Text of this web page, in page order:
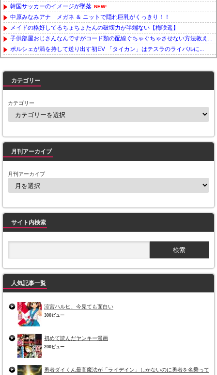
韓国サッカーのイメージが墜落 NEW!
中原みなみアナ メガネ ＆ ニットで隠れ巨乳がくっきり！！
メイドの格好してるちょちょたんの破壊力が半端ない【梅咲遥】
子供部屋おじさんなんですがコード類の配線ぐちゃぐちゃさせない方法教え...
ポルシェが満を持して送り出す初EV 「タイカン」はテスラのライバルに...
カテゴリー
カテゴリー
月刊アーカイブ
月刊アーカイブ
サイト内検索
人気記事一覧
涼宮ハルヒ、今見ても面白い
300ビュー
初めて読んだヤンキー漫画
200ビュー
勇者ダイくん最高魔法が「ライデイン」しかないのに勇者を名乗って